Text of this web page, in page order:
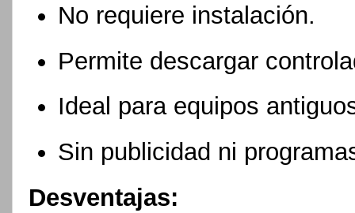
No requiere instalación.
Permite descargar
Ideal para equipos
Sin publicidad ni
Desventajas: